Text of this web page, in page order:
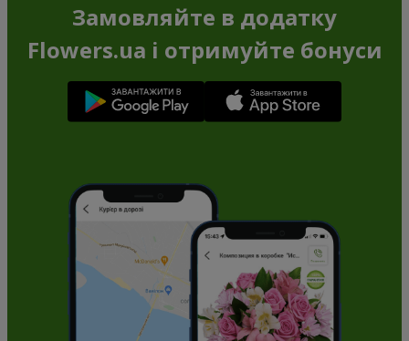
Замовляйте в додатку
Flowers.ua і отримуйте бонуси